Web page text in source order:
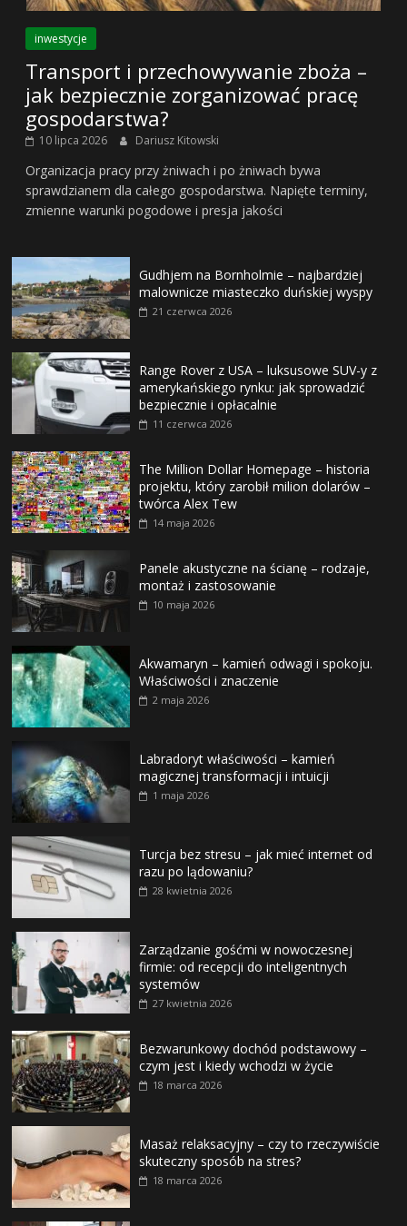
inwestycje
Transport i przechowywanie zboża –
jak bezpiecznie zorganizować pracę
gospodarstwa?
10 lipca 2026 Dariusz Kitowski
Organizacja pracy przy żniwach i po żniwach bywa
sprawdzianem dla całego gospodarstwa. Napięte terminy,
zmienne warunki pogodowe i presja jakości
Gudhjem na Bornholmie – najbardziej
malownicze miasteczko duńskiej wyspy
21 czerwca 2026
Range Rover z USA – luksusowe SUV-y z
amerykańskiego rynku: jak sprowadzić
bezpiecznie i opłacalnie
11 czerwca 2026
The Million Dollar Homepage – historia
projektu, który zarobił milion dolarów –
twórca Alex Tew
14 maja 2026
Panele akustyczne na ścianę – rodzaje,
montaż i zastosowanie
10 maja 2026
Akwamaryn – kamień odwagi i spokoju.
Właściwości i znaczenie
2 maja 2026
Labradoryt właściwości – kamień
magicznej transformacji i intuicji
1 maja 2026
Turcja bez stresu – jak mieć internet od
razu po lądowaniu?
28 kwietnia 2026
Zarządzanie gośćmi w nowoczesnej
firmie: od recepcji do inteligentnych
systemów
27 kwietnia 2026
Bezwarunkowy dochód podstawowy –
czym jest i kiedy wchodzi w życie
18 marca 2026
Masaż relaksacyjny – czy to rzeczywiście
skuteczny sposób na stres?
18 marca 2026